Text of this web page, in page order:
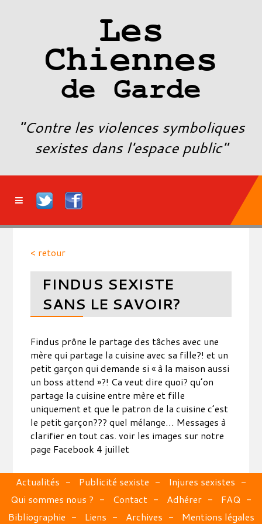
Les
Chiennes
de Garde
"Contre les violences symboliques
sexistes dans l'espace public"
< retour
FINDUS SEXISTE
SANS LE SAVOIR?
Findus prône le partage des tâches avec une
mère qui partage la cuisine avec sa fille?! et un
petit garçon qui demande si « à la maison aussi
un boss attend »?! Ca veut dire quoi? qu’on
partage la cuisine entre mère et fille
uniquement et que le patron de la cuisine c’est
le petit garçon??? quel mélange… Messages à
clarifier en tout cas. voir les images sur notre
page Facebook 4 juillet
Actualités Publicité sexiste
Injures sexistes
Qui sommes nous ?
Contact Adhérer
FAQ
Bibliographie
Liens Archives Mentions légales